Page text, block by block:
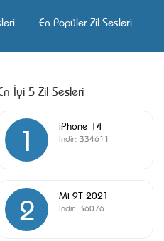
En Popüler Zil Sesleri
İyi 5 Zil Sesleri
1 iPhone 14
İndir: 334611
2 Mi 9T 2021
İndir: 36076